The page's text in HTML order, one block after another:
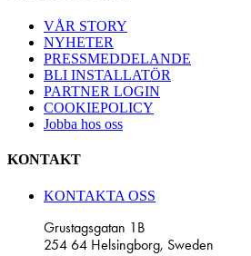
VÅR STORY
NYHETER
PRESSMEDDELANDE
BLI INSTALLATÖR
PARTNER LOGIN
COOKIEPOLICY
Jobba hos oss
KONTAKT
KONTAKTA OSS
Grustagsgatan 1B
254 64 Helsingborg, Sweden